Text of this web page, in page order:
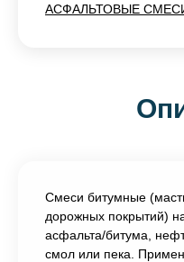
АСФАЛЬТОВЫЕ
Смеси битумные
дорожных покрытий)
асфальта/битума,
смол или пека.